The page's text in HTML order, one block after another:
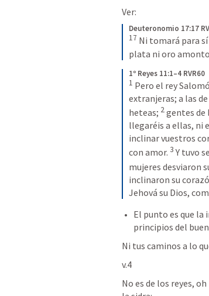
Ver:
Deuteronomio 17:17
17 Ni tomará para sí
plata ni oro
1º Reyes 11:1–4 RVR60
1 Pero el rey
extranjeras; a las de
heteas; 2 gentes de
llegaréis a ellas, ni
inclinar vuestros
con amor. 3 Y tuvo
mujeres desviaron
inclinaron su
Jehová su Dios,
El punto es que la
principios del
Ni tus caminos a lo
v.4
No es de los reyes,